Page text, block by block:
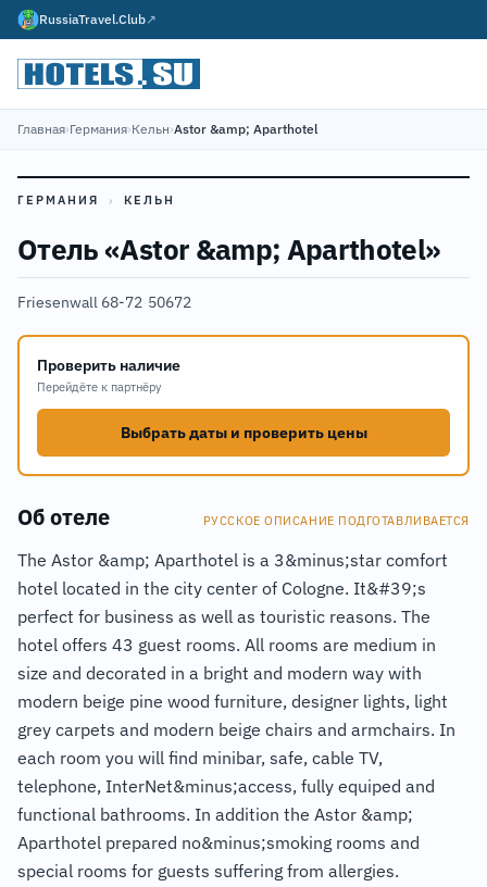
RussiaTravel.Club↗
Главная›Германия›Кельн›Astor &amp; Aparthotel
ГЕРМАНИЯ › КЕЛЬН
Отель «Astor &amp; Aparthotel»
Friesenwall 68-72·50672
Проверить наличие
Перейдёте к партнёру
Выбрать даты и проверить цены
Об отеле РУССКОЕ ОПИСАНИЕ ПОДГОТАВЛИВАЕТСЯ
The Astor &amp; Aparthotel is a 3&minus;star comfort
hotel located in the city center of Cologne. It&#39;s
perfect for business as well as touristic reasons. The
hotel offers 43 guest rooms. All rooms are medium in
size and decorated in a bright and modern way with
modern beige pine wood furniture, designer lights, light
grey carpets and modern beige chairs and armchairs. In
each room you will find minibar, safe, cable TV,
telephone, InterNet&minus;access, fully equiped and
functional bathrooms. In addition the Astor &amp;
Aparthotel prepared no&minus;smoking rooms and
special rooms for guests suffering from allergies.